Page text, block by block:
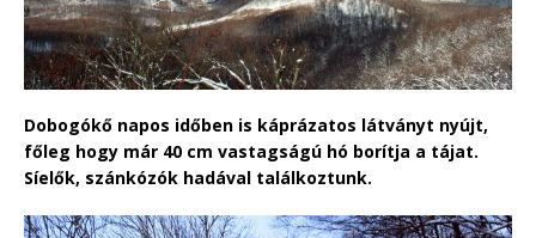
Dobogókő napos időben is káprázatos látványt nyújt,
főleg hogy már 40 cm vastagságú hó borítja a tájat.
Síelők, szánkózók hadával találkoztunk.